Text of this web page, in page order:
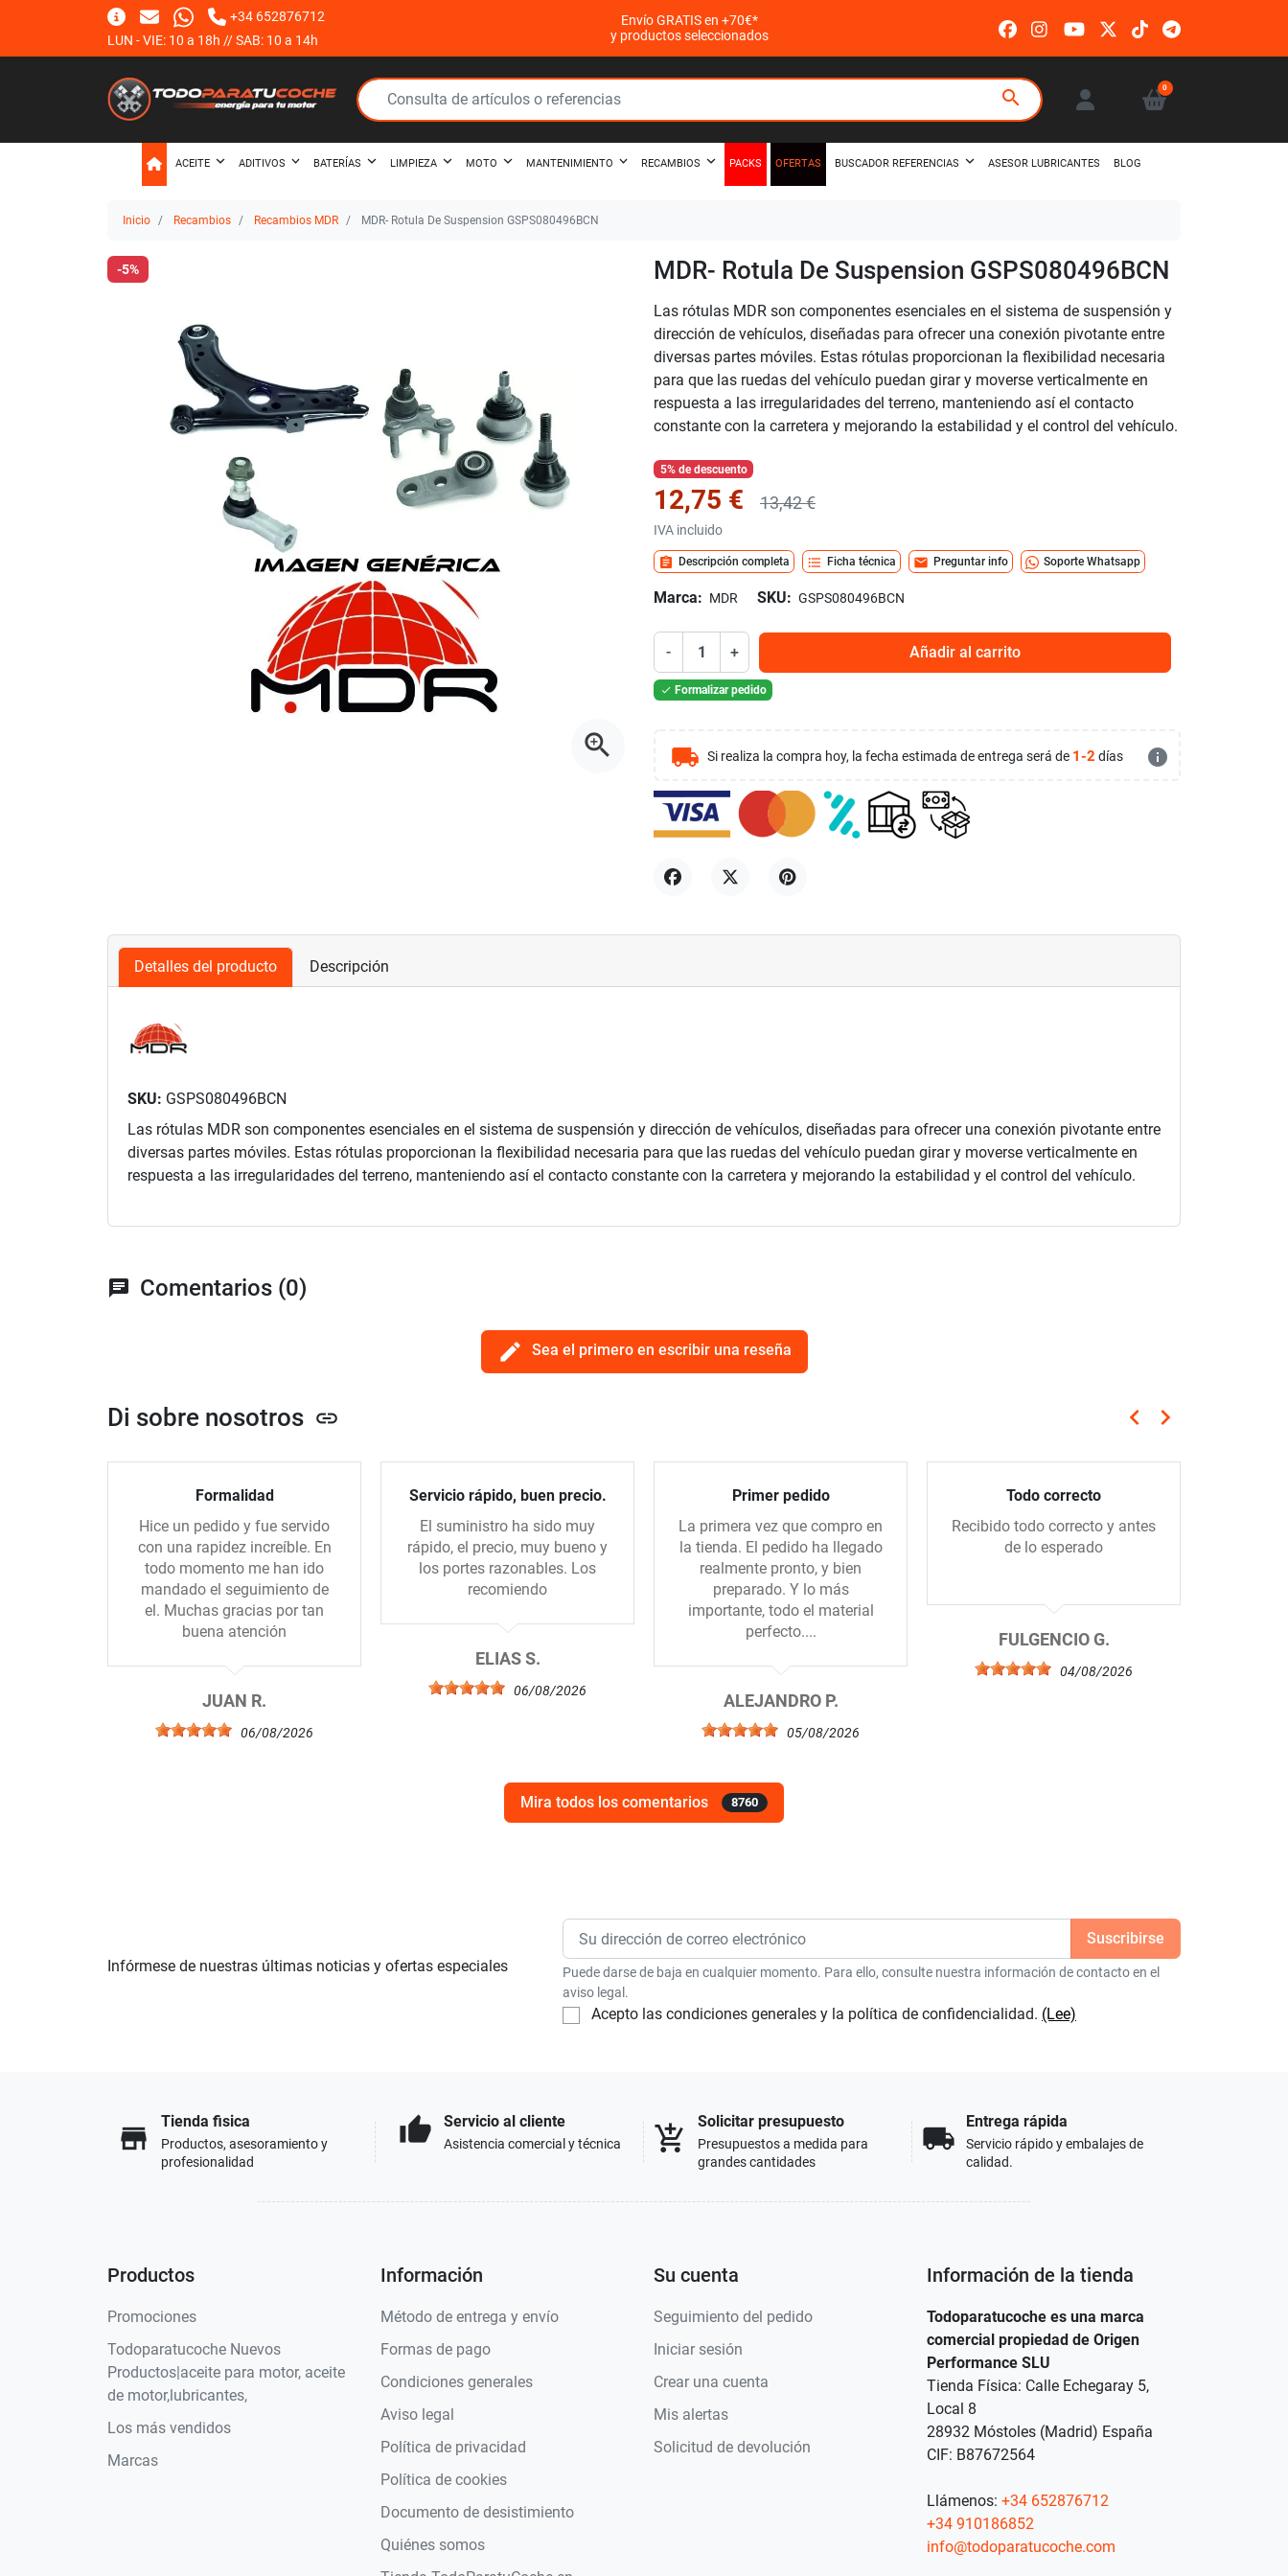
+34 652876712
LUN - VIE: 10 a 18h // SAB: 10 a 14h
Envío GRATIS en +70€*
y productos seleccionados
search 0
ACEITE ADITIVOS BATERÍAS LIMPIEZA MOTO MANTENIMIENTO RECAMBIOS PACKS OFERTAS BUSCADOR REFERENCIAS ASESOR LUBRICANTES BLOG
Inicio Recambios Recambios MDR MDR- Rotula De Suspension GSPS080496BCN
-5%
zoom_in
MDR- Rotula De Suspension GSPS080496BCN
Las rótulas MDR son componentes esenciales en el sistema de suspensión y
dirección de vehículos, diseñadas para ofrecer una conexión pivotante entre
diversas partes móviles. Estas rótulas proporcionan la flexibilidad necesaria
para que las ruedas del vehículo puedan girar y moverse verticalmente en
respuesta a las irregularidades del terreno, manteniendo así el contacto
constante con la carretera y mejorando la estabilidad y el control del vehículo.
5% de descuento
12,75 € 13,42 €
IVA incluido
assignment Descripción completa format_list_bulleted Ficha técnica mail Preguntar info Soporte Whatsapp
Marca: MDR SKU: GSPS080496BCN
- + Añadir al carrito
 Formalizar pedido
local_shipping Si realiza la compra hoy, la fecha estimada de entrega será de 1-2 días info
Detalles del producto Descripción
SKU: GSPS080496BCN
Las rótulas MDR son componentes esenciales en el sistema de suspensión y dirección de vehículos, diseñadas para ofrecer una conexión pivotante entre
diversas partes móviles. Estas rótulas proporcionan la flexibilidad necesaria para que las ruedas del vehículo puedan girar y moverse verticalmente en
respuesta a las irregularidades del terreno, manteniendo así el contacto constante con la carretera y mejorando la estabilidad y el control del vehículo.
chat Comentarios (0)
edit Sea el primero en escribir una reseña
Di sobre nosotros link Anterior
keyboard_arrow_left Siguiente
keyboard_arrow_right
Formalidad
Hice un pedido y fue servido
con una rapidez increíble. En
todo momento me han ido
mandado el seguimiento de
el. Muchas gracias por tan
buena atención
JUAN R.
06/08/2026
Servicio rápido, buen precio.
El suministro ha sido muy
rápido, el precio, muy bueno y
los portes razonables. Los
recomiendo
ELIAS S.
06/08/2026
Primer pedido
La primera vez que compro en
la tienda. El pedido ha llegado
realmente pronto, y bien
preparado. Y lo más
importante, todo el material
perfecto....
ALEJANDRO P.
05/08/2026
Todo correcto
Recibido todo correcto y antes
de lo esperado
FULGENCIO G.
04/08/2026
Mira todos los comentarios 8760
Infórmese de nuestras últimas noticias y ofertas especiales
Puede darse de baja en cualquier momento. Para ello, consulte nuestra información de contacto en el
aviso legal.
Acepto las condiciones generales y la política de confidencialidad. (Lee)
store
Tienda fisica
Productos, asesoramiento y
profesionalidad
thumb_up Servicio al cliente
Asistencia comercial y técnica add_shopping_cart
Solicitar presupuesto
Presupuestos a medida para
grandes cantidades
local_shipping
Entrega rápida
Servicio rápido y embalajes de
calidad.
Productos
Promociones
Todoparatucoche Nuevos
Productos|aceite para motor, aceite
de motor,lubricantes,
Los más vendidos
Marcas
Información
Método de entrega y envío
Formas de pago
Condiciones generales
Aviso legal
Política de privacidad
Política de cookies
Documento de desistimiento
Quiénes somos
Su cuenta
Seguimiento del pedido
Iniciar sesión
Crear una cuenta
Mis alertas
Solicitud de devolución
Información de la tienda
Todoparatucoche es una marca
comercial propiedad de Origen
Performance SLU
Tienda Física: Calle Echegaray 5,
Local 8
28932 Móstoles (Madrid) España
CIF: B87672564
Llámenos: +34 652876712
+34 910186852
info@todoparatucoche.com